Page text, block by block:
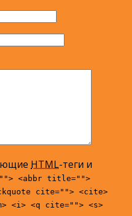
HTML-теги и
<abbr title="">
cite=""> <cite>
<i> <q cite=""> <s>